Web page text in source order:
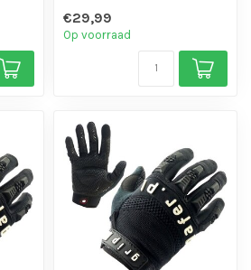
vinger toppe...
€29,99
Op voorraad